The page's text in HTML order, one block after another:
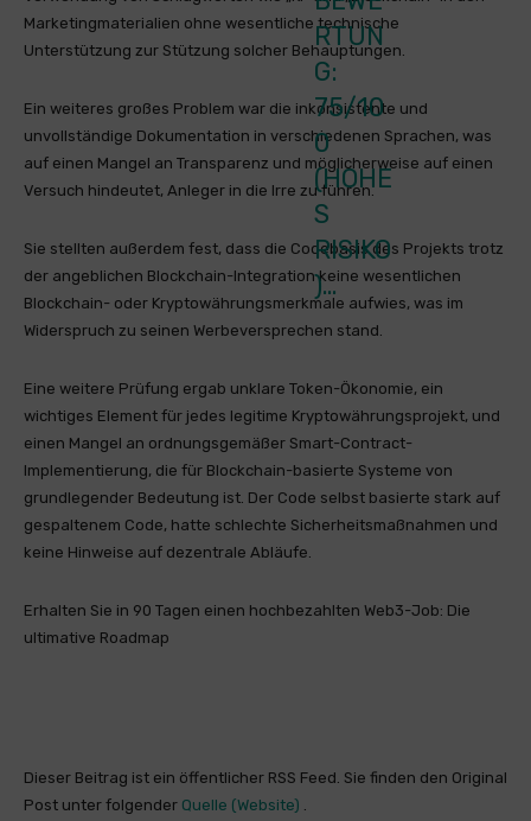
RTUN
G:
75/10
0
(HOHE
S
RISIKO
)…
Marketingmaterialien ohne wesentliche technische
Unterstützung zur Stützung solcher Behauptungen.
Ein weiteres großes Problem war die inkonsistente und
unvollständige Dokumentation in verschiedenen Sprachen, was
auf einen Mangel an Transparenz und möglicherweise auf einen
Versuch hindeutet, Anleger in die Irre zu führen.
Sie stellten außerdem fest, dass die Codebasis des Projekts trotz
der angeblichen Blockchain-Integration keine wesentlichen
Blockchain- oder Kryptowährungsmerkmale aufwies, was im
Widerspruch zu seinen Werbeversprechen stand.
Eine weitere Prüfung ergab unklare Token-Ökonomie, ein
wichtiges Element für jedes legitime Kryptowährungsprojekt, und
einen Mangel an ordnungsgemäßer Smart-Contract-
Implementierung, die für Blockchain-basierte Systeme von
grundlegender Bedeutung ist. Der Code selbst basierte stark auf
gespaltenem Code, hatte schlechte Sicherheitsmaßnahmen und
keine Hinweise auf dezentrale Abläufe.
Erhalten Sie in 90 Tagen einen hochbezahlten Web3-Job: Die
ultimative Roadmap
Dieser Beitrag ist ein öffentlicher RSS Feed. Sie finden den Original
Post unter folgender Quelle (Website)